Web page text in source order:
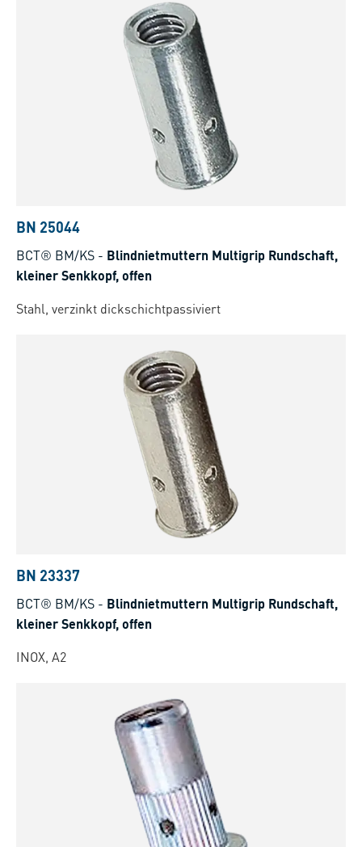
BN 25044
BCT® BM/KS - Blindnietmuttern Multigrip Rundschaft,
kleiner Senkkopf, offen
Stahl, verzinkt dickschichtpassiviert
BN 23337
BCT® BM/KS - Blindnietmuttern Multigrip Rundschaft,
kleiner Senkkopf, offen
INOX, A2